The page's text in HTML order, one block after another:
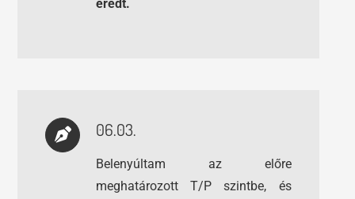
eredt.
06.03.
Belenyúltam az előre
meghatározott T/P szintbe, és